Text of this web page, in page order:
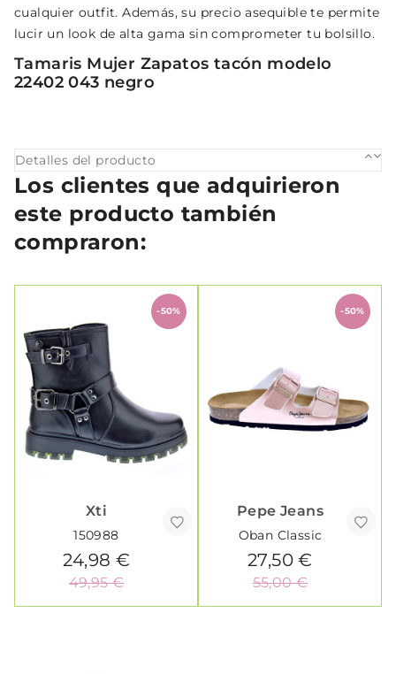
cualquier outfit. Además, su precio asequible te permite
lucir un look de alta gama sin comprometer tu bolsillo.
Tamaris Mujer Zapatos tacón modelo
22402 043 negro
Detalles del producto
Los clientes que adquirieron
este producto también
compraron:
-50%
Xti
150988
24,98 €
49,95 €
-50%
Pepe Jeans
Oban Classic
27,50 €
55,00 €